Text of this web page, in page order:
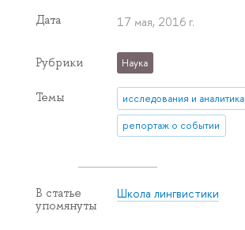
Дата 17 мая, 2016 г.
Рубрики Наука
Темы исследования и аналитика
репортаж о событии
В статье
упомянуты
Школа лингвистики